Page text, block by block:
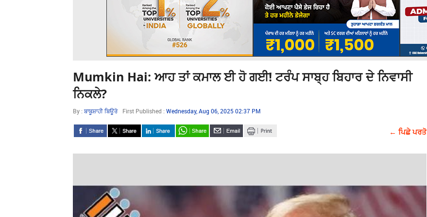
Mumkin Hai: ਆਹ ਤਾਂ ਕਮਾਲ ਈ ਹੋ ਗਈ! ਟਰੰਪ ਸਾਬ੍ਹ ਬਿਹਾਰ ਦੇ ਨਿਵਾਸੀ
ਨਿਕਲੇ?
By : ਬਾਬੂਸ਼ਾਹੀ ਬਿਊਰੋ First Published : Wednesday, Aug 06, 2025 02:37 PM
← ਪਿਛੇ ਪਰਤੋ